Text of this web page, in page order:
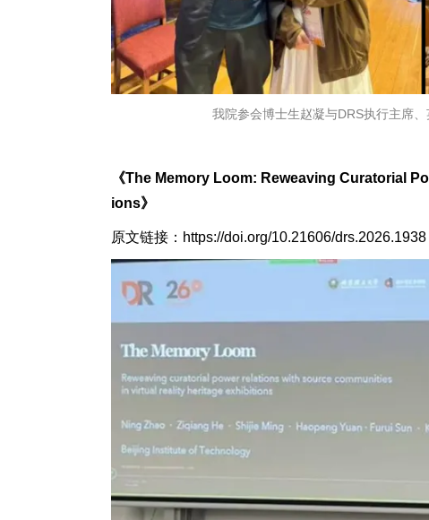
我院参会博士生赵凝与DRS执行主席
《The Memory Loom: Reweaving Curatorial
ions》
原文链接：https://doi.org/10.21606/drs.2026.1938